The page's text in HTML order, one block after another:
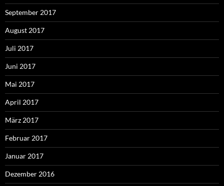
September 2017
August 2017
Juli 2017
Juni 2017
Mai 2017
April 2017
März 2017
Februar 2017
Januar 2017
Dezember 2016